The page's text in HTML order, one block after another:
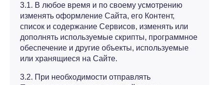
3.1. В любое время и по своему усмотрению
изменять оформление Сайта, его Контент,
список и содержание Сервисов, изменять или
дополнять используемые скрипты, программное
обеспечение и другие объекты, используемые
или хранящиеся на Сайте.
3.2. При необходимости отправлять